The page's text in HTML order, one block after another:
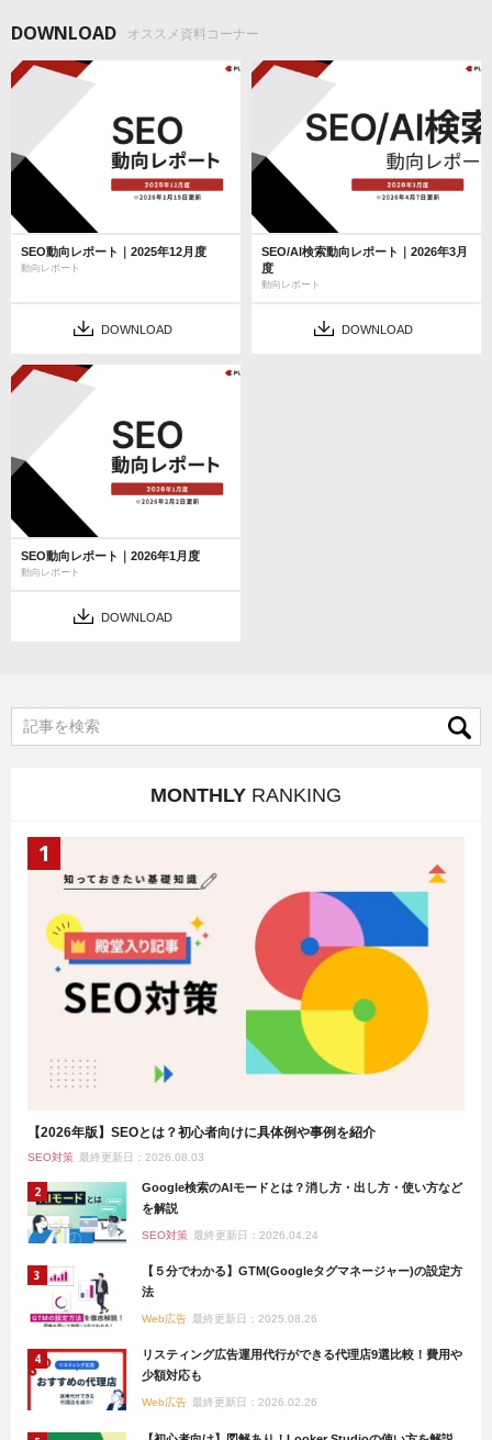
DOWNLOAD オススメ資料コーナー
SEO動向レポート｜2025年12月度
動向レポート
DOWNLOAD
SEO/AI検索動向レポート｜2026年3月
度
動向レポート
DOWNLOAD
SEO動向レポート｜2026年1月度
動向レポート
DOWNLOAD
MONTHLY RANKING
【2026年版】SEOとは？初心者向けに具体例や事例を紹介
SEO対策 最終更新日：2026.08.03
Google検索のAIモードとは？消し方・出し方・使い方など
を解説
SEO対策 最終更新日：2026.04.24
【５分でわかる】GTM(Googleタグマネージャー)の設定方
法
Web広告 最終更新日：2025.08.26
リスティング広告運用代行ができる代理店9選比較！費用や
少額対応も
Web広告 最終更新日：2026.02.26